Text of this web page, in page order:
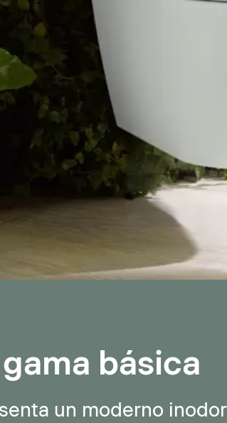
básica
un moderno